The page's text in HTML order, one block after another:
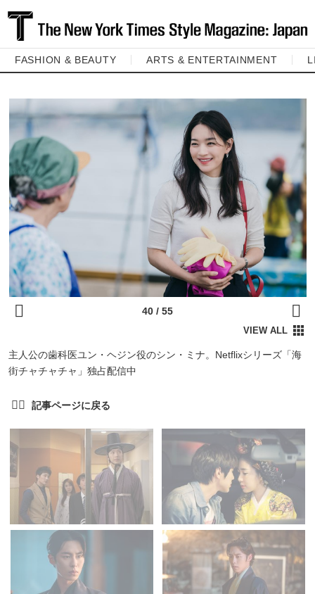
FASHION & BEAUTY ARTS & ENTERTAINMENT
主人公の歯科医ユン・ヘジン役のシン・ミナ。Netflixシリーズ「海
街チャチャチャ」独占配信中